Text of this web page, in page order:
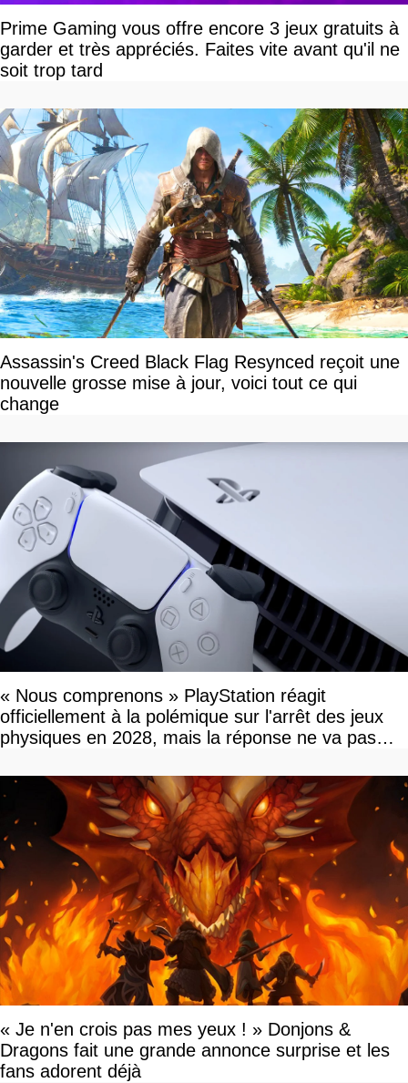
Prime Gaming vous offre encore 3 jeux gratuits à
garder et très appréciés. Faites vite avant qu'il ne
soit trop tard
Assassin's Creed Black Flag Resynced reçoit une
nouvelle grosse mise à jour, voici tout ce qui
change
« Nous comprenons » PlayStation réagit
officiellement à la polémique sur l'arrêt des jeux
physiques en 2028, mais la réponse ne va pas
« Je n'en crois pas mes yeux ! » Donjons &
Dragons fait une grande annonce surprise et les
fans adorent déjà